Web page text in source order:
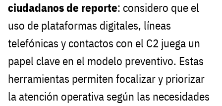
ciudadanos de reporte: considero que el
uso de plataformas digitales, líneas
telefónicas y contactos con el C2 juega un
papel clave en el modelo preventivo. Estas
herramientas permiten focalizar y priorizar
la atención operativa según las necesidades